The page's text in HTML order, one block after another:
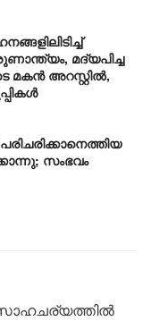
മദ്യപിച്ച
അറസ്റ്റില്‍,
സംഭവം